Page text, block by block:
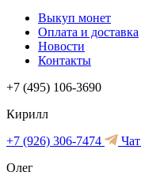
Выкуп монет
Оплата и доставка
Новости
Контакты
+7 (495) 106-3690
Кирилл
+7 (926) 306-7474
Олег